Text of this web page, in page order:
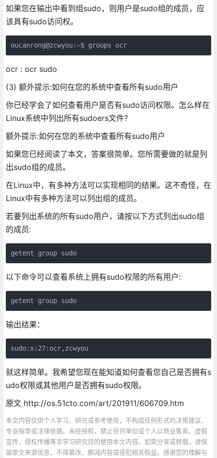
如果您在输出中看到组sudo，则用户是sudo组的成员，应
该具有sudo访问权。
ocr : ocr sudo
(3) 额外提示:如何在您的系统中查看所有sudo用户
你已经学会了如何查看用户是否有sudo访问权限。怎么样在
Linux系统中列出所有sudoers文件?
额外提示:如何在您的系统中查看所有sudo用户
如果您已经阅读了本文，答案很简单。您所需要做的就是列
出sudo组的成员。
在Linux中，有多种方法可以实现相同的结果。这不奇怪，在
Linux中有多种方法可以列出组的成员。
若要列出系统的所有sudo用户，请按以下方式列出sudo组
的成员:
以下命令可以查看系统上拥有sudo权限的所有用户:
输出结果：
就这样简单。我希望您现在能知道如何查看您自己是否拥有s
udo权限或其他用户是否拥有sudo权限。
原文 http://os.51cto.com/art/201911/606709.htm
本文内容仅供个人学习、研究或参考使用，不构成任何形式的决策建议、
专业指导或法律依据。未经授权，禁止任何单位或个人以商业售卖、虚假
宣传、侵权传播等非学习研究目的使用本文内容。如需分享或转载，请保
留原文来源信息，不得篡改、删减内容或侵犯相关权益。感谢您的理解与